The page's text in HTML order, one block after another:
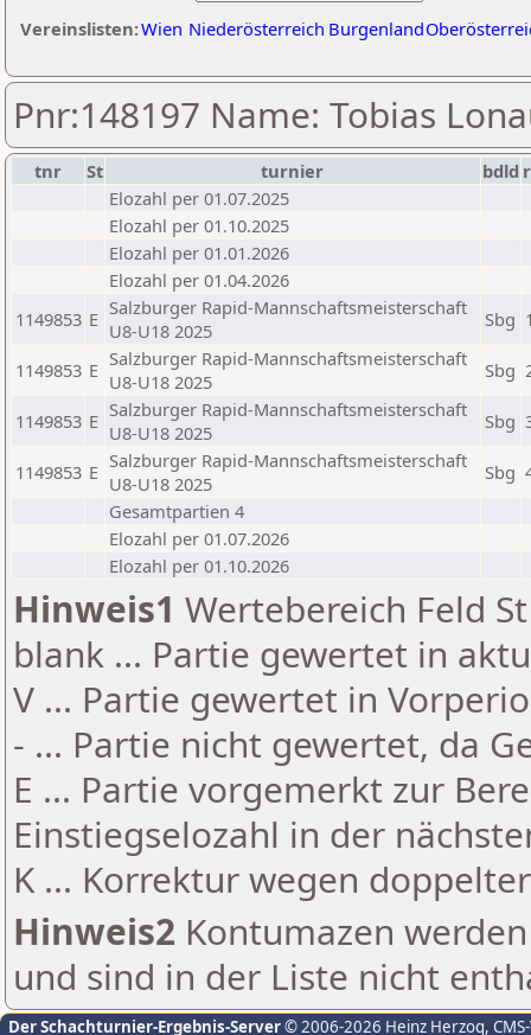
Vereinslisten:Wien Niederösterreich Burgenland
Pnr:148197 Name: Tobias
tnr St turnier bdld
Elozahl per 01.07.2025
Elozahl per 01.10.2025
Elozahl per 01.01.2026
Elozahl per 01.04.2026
1149853 E Salzburger Rapid-Mannschaftsmeisterschaft
U8-U18 2025
Sbg
1149853 E Salzburger Rapid-Mannschaftsmeisterschaft
U8-U18 2025
Sbg
1149853 E Salzburger Rapid-Mannschaftsmeisterschaft
U8-U18 2025
Sbg
1149853 E Salzburger Rapid-Mannschaftsmeisterschaft
U8-U18 2025
Sbg
Gesamtpartien 4
Elozahl per 01.07.2026
Elozahl per 01.10.2026
Hinweis1 Wertebereich Feld
blank ... Partie gewertet in
V ... Partie gewertet in
- ... Partie nicht gewertet, da
E ... Partie vorgemerkt zur
Einstiegselozahl in der
K ... Korrektur wegen
Hinweis2 Kontumazen
und sind in der Liste nicht
Der Schachturnier-Ergebnis-Server© 2006-2026 Heinz Herzog,